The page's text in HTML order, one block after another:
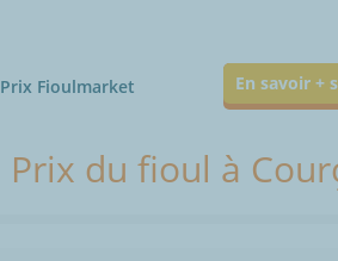
Prix Fioulmarket En savoir +
Prix du fioul à